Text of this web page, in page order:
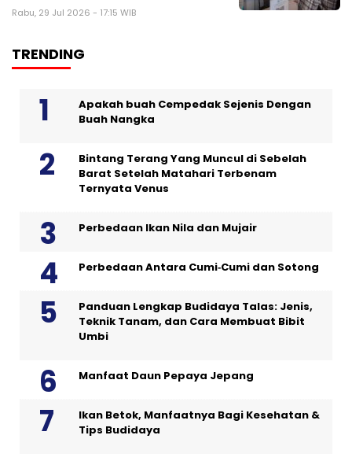
Rabu, 29 Jul 2026 - 17:15 WIB
TRENDING
Apakah buah Cempedak Sejenis Dengan
Buah Nangka
Bintang Terang Yang Muncul di Sebelah
Barat Setelah Matahari Terbenam
Ternyata Venus
Perbedaan Ikan Nila dan Mujair
Perbedaan Antara Cumi‑Cumi dan Sotong
Panduan Lengkap Budidaya Talas: Jenis,
Teknik Tanam, dan Cara Membuat Bibit
Umbi
Manfaat Daun Pepaya Jepang
Ikan Betok, Manfaatnya Bagi Kesehatan &
Tips Budidaya